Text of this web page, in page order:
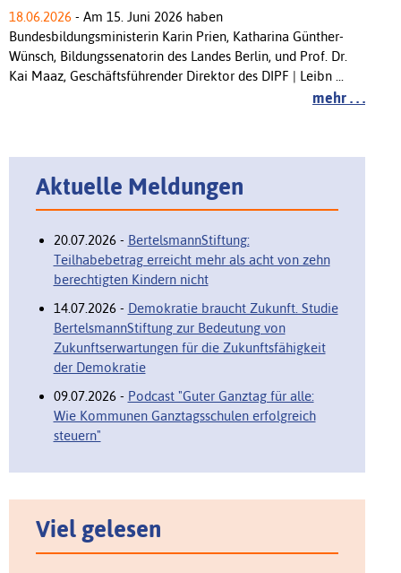
18.06.2026 - Am 15. Juni 2026 haben
Bundesbildungsministerin Karin Prien, Katharina Günther-
Wünsch, Bildungssenatorin des Landes Berlin, und Prof. Dr.
Kai Maaz, Geschäftsführender Direktor des DIPF | Leibn ...
mehr . . .
Aktuelle Meldungen
20.07.2026 - BertelsmannStiftung:
Teilhabebetrag erreicht mehr als acht von zehn
berechtigten Kindern nicht
14.07.2026 - Demokratie braucht Zukunft. Studie
BertelsmannStiftung zur Bedeutung von
Zukunftserwartungen für die Zukunftsfähigkeit
der Demokratie
09.07.2026 - Podcast "Guter Ganztag für alle:
Wie Kommunen Ganztagsschulen erfolgreich
steuern"
Viel gelesen